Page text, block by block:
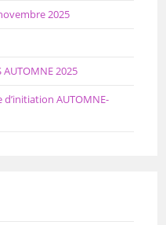
2025
2025
AUTOMNE-